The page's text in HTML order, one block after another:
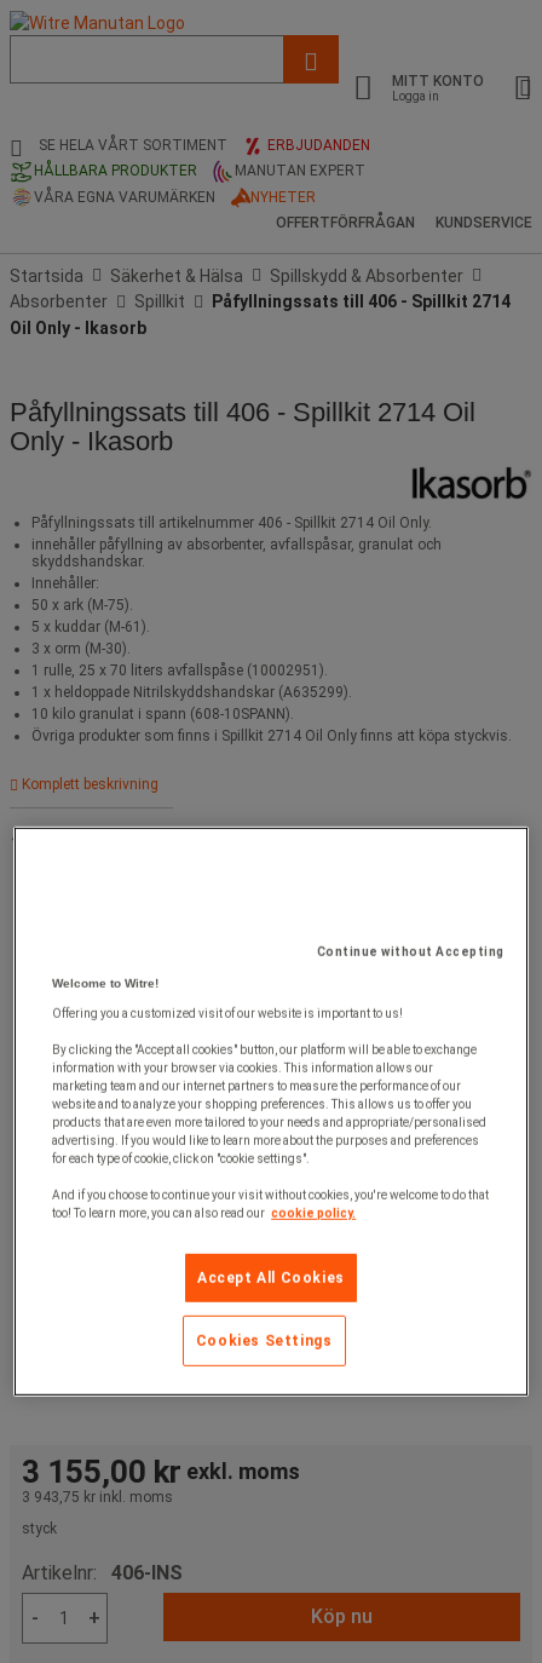
och
sökhistorik
MITT KONTO
Logga in
SE HELA VÅRT SORTIMENT
ERBJUDANDEN
HÅLLBARA PRODUKTER
MANUTAN EXPERT
VÅRA EGNA VARUMÄRKEN
NYHETER
OFFERTFÖRFRÅGAN
KUNDSERVICE
Startsida Säkerhet & Hälsa
Spillskydd & Absorbenter
Absorbenter
Spillkit
Påfyllningssats till 406 - Spillkit 2714
Oil Only - Ikasorb
Påfyllningssats till 406 - Spillkit 2714 Oil
Only - Ikasorb
Påfyllningssats till artikelnummer 406 - Spillkit 2714 Oil Only.
innehåller påfyllning av absorbenter, avfallspåsar, granulat och
skyddshandskar.
Innehåller:
50 x ark (M-75).
5 x kuddar (M-61).
3 x orm (M-30).
1 rulle, 25 x 70 liters avfallspåse (10002951).
1 x heldoppade Nitrilskyddshandskar (A635299).
10 kilo granulat i spann (608-10SPANN).
Övriga produkter som finns i Spillkit 2714 Oil Only finns att köpa styckvis.
Komplett beskrivning
3 155,00 kr exkl. moms
3 943,75 kr inkl. moms
styck
Artikelnr: 406-INS
-
+ Köp nu
Continue without Accepting
Welcome to Witre!
Offering you a customized visit of our website is important to us!
By clicking the "Accept all cookies" button, our platform will be able to exchange
information with your browser via cookies. This information allows our
marketing team and our internet partners to measure the performance of our
website and to analyze your shopping preferences. This allows us to offer you
products that are even more tailored to your needs and appropriate/personalised
advertising. If you would like to learn more about the purposes and preferences
for each type of cookie, click on "cookie settings".
And if you choose to continue your visit without cookies, you're welcome to do that
too! To learn more, you can also read our cookie policy.
Accept All Cookies
Cookies Settings